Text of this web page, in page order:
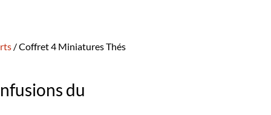
/ Coffret 4 Miniatures Thés
du